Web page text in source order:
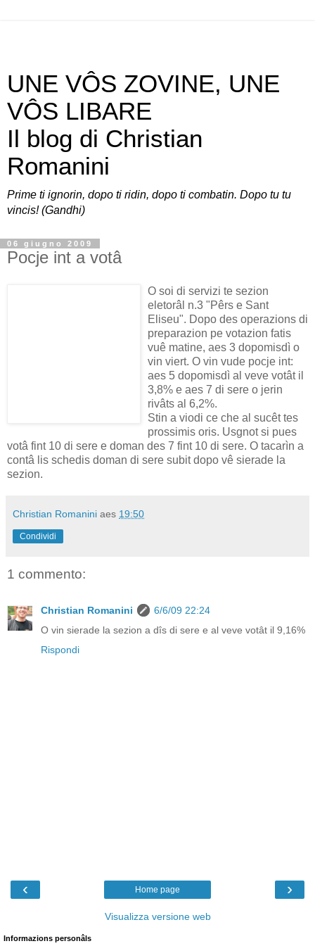
UNE VÔS ZOVINE, UNE
VÔS LIBARE
Il blog di Christian
Romanini
Prime ti ignorin, dopo ti ridin, dopo ti combatin. Dopo tu tu
vincis! (Gandhi)
06 giugno 2009
Pocje int a votâ
O soi di servizi te sezion
eletorâl n.3 "Pêrs e Sant
Eliseu". Dopo des operazions di
preparazion pe votazion fatis
vuê matine, aes 3 dopomisdì o
vin viert. O vin vude pocje int:
aes 5 dopomisdì al veve votât il
3,8% e aes 7 di sere o jerin
rivâts al 6,2%.
Stin a viodi ce che al sucêt tes
prossimis oris. Usgnot si pues
votâ fint 10 di sere e doman des 7 fint 10 di sere. O tacarìn a
contâ lis schedis doman di sere subit dopo vê sierade la
sezion.
Christian Romanini aes 19:50
Condividi
1 commento:
Christian Romanini
6/6/09 22:24
O vin sierade la sezion a dîs di sere e al veve votât il 9,16%
Rispondi
‹ ›
Home page
Visualizza versione web
Informazions personâls